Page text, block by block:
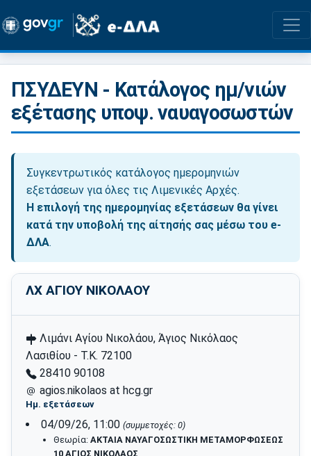
ΠΣΥΔΕΥΝ - Κατάλογος ημ/νιών
εξέτασης υποψ. ναυαγοσωστών
Συγκεντρωτικός κατάλογος ημερομηνιών
εξετάσεων για όλες τις Λιμενικές Αρχές.
Η επιλογή της ημερομηνίας εξετάσεων θα γίνει
κατά την υποβολή της αίτησής σας μέσω του e-
ΔΛΑ.
ΛΧ ΑΓΙΟΥ ΝΙΚΟΛΑΟΥ
Λιμάνι Αγίου Νικολάου, Άγιος Νικόλαος
Λασιθίου - Τ.Κ. 72100
28410 90108
agios.nikolaos at hcg.gr
Ημ. εξετάσεων
04/09/26, 11:00 (συμμετοχές: 0)
Θεωρία: ΑΚΤΑΙΑ ΝΑΥΑΓΟΣΩΣΤΙΚΗ ΜΕΤΑΜΟΡΦΩΣΕΩΣ
10 ΑΓΙΟΣ ΝΙΚΟΛΑΟΣ